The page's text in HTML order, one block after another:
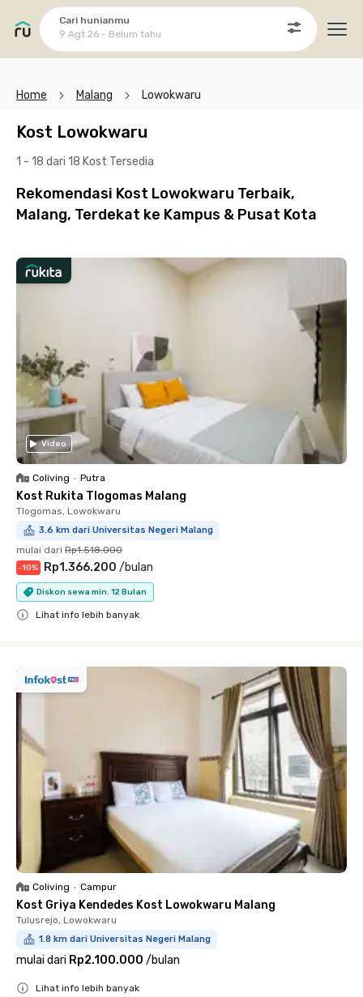
Cari hunianmu
9 Agt 26 - Belum tahu
Home Malang Lowokwaru
Kost Lowokwaru
1 - 18 dari 18 Kost Tersedia
Rekomendasi Kost Lowokwaru Terbaik,
Malang, Terdekat ke Kampus & Pusat Kota
Video
Coliving • Putra
Kost Rukita Tlogomas Malang
Tlogomas, Lowokwaru
3.6 km dari Universitas Negeri Malang
mulai dari Rp1.518.000
-10% Rp1.366.200 /bulan
Diskon sewa min. 12 Bulan
Lihat info lebih banyak
Coliving • Campur
Kost Griya Kendedes Kost Lowokwaru Malang
Tulusrejo, Lowokwaru
1.8 km dari Universitas Negeri Malang
mulai dari Rp2.100.000 /bulan
Lihat info lebih banyak